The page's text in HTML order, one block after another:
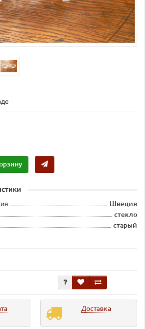
Швеция
стекло
старый
Доставка